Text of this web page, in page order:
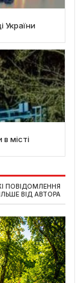
України
місті
ПОВІДОМЛЕННЯ
ВІД АВТОРА